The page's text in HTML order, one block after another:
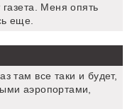
Меня опять
еще.
там все таки и будет,
аэропортами,